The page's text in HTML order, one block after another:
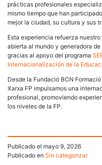
prácticas profesionales
mismo tiempo que han
mejor la ciudad, su cultura y sus
Esta experiencia refuerza
abierta al mundo y generadora
gracias al apoyo del programa
Internacionalización de la
Desde la Fundació BCN
Xarxa FP impulsamos una
profesional, promoviendo
los niveles de la FP.
Publicado el mayo 9, 2026
Publicado en Sin categorizar